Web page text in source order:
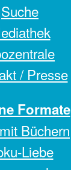
Suche
/ Presse
Formate
Büchern
Liebe